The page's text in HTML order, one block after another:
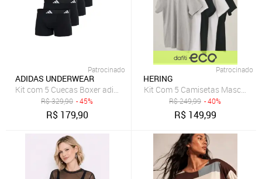
Patrocinado
ADIDAS UNDERWEAR
Kit com 5 Cuecas Boxer adidas Underwear Preto
R$329,90 - 45%
R$ 179,90
Patrocinado
HERING
Kit Com 5 Camisetas
R$249,99 - 40%
R$ 149,99